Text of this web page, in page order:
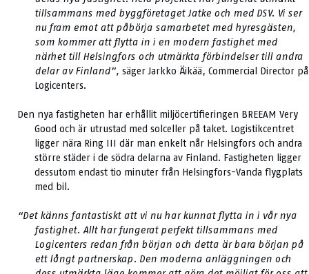
tillsammans med byggföretaget Jatke och med DSV. Vi ser
nu fram emot att påbörja samarbetet med hyresgästen,
som kommer att flytta in i en modern fastighet med
närhet till Helsingfors och utmärkta förbindelser till andra
delar av Finland”,säger Jarkko Äikää, Commercial Director på
Logicenters.
Den nya fastigheten har erhållit miljöcertifieringen BREEAM Very
Good och är utrustad med solceller på taket. Logistikcentret
ligger nära Ring III där man enkelt når Helsingfors och andra
större städer i de södra delarna av Finland. Fastigheten ligger
dessutom endast tio minuter från Helsingfors-Vanda flygplats
med bil.
“Det känns fantastiskt att vi nu har kunnat flytta in i vår nya
fastighet. Allt har fungerat perfekt tillsammans med
Logicenters redan från början och detta är bara början på
ett långt partnerskap. Den moderna anläggningen och